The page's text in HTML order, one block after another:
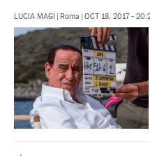
LUCIA MAGI Roma OCT 18, 2017 -